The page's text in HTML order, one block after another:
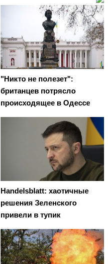
"Никто не полезет":
британцев потрясло
происходящее в Одессе
Handelsblatt: хаотичные
решения Зеленского
привели в тупик